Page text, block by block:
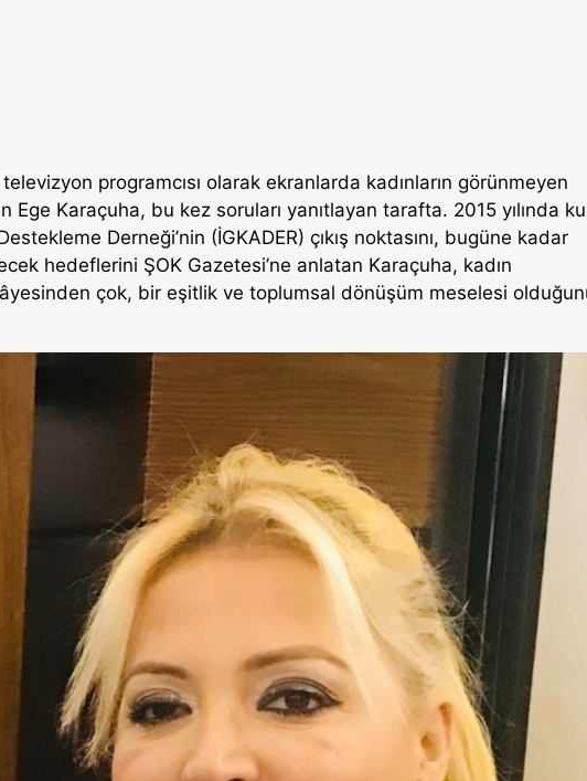
programcısı olarak ekranlarda kadınların görünmeyen
Ege Karaçuha, bu kez soruları yanıtlayan tarafta. 2015 yılında
Derneği’nin (İGKADER) çıkış noktasını, bugüne kadar
hedeflerini ŞOK Gazetesi’ne anlatan Karaçuha, kadın
çok, bir eşitlik ve toplumsal dönüşüm meselesi